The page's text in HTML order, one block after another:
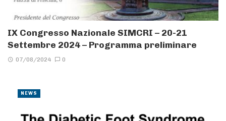
IX Congresso Nazionale SIMCRI – 20-21
Settembre 2024 – Programma preliminare
07/08/2024 0
NEWS